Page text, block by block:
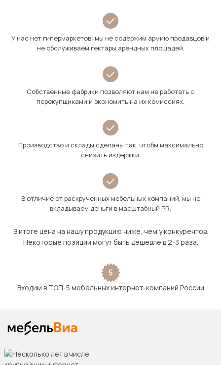
У нас нет гипермаркетов: мы не содержим армию продавцов и
не обслуживаем гектары арендных площадей.
Собственные фабрики позволяют нам не работать с
перекупщиками и экономить на их комиссиях.
Производство и склады сделаны так, чтобы максимально
снизить издержки.
В отличие от раскрученных мебельных компаний, мы не
вкладываем деньги в масштабный PR.
В итоге цена на нашу продукцию ниже, чем у конкурентов.
Некоторые позиции могут быть дешевле в 2-3 раза.
5
Входим в ТОП-5 мебельных интернет-компаний России